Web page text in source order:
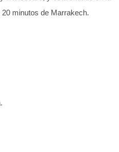
minutos de Marrakech.